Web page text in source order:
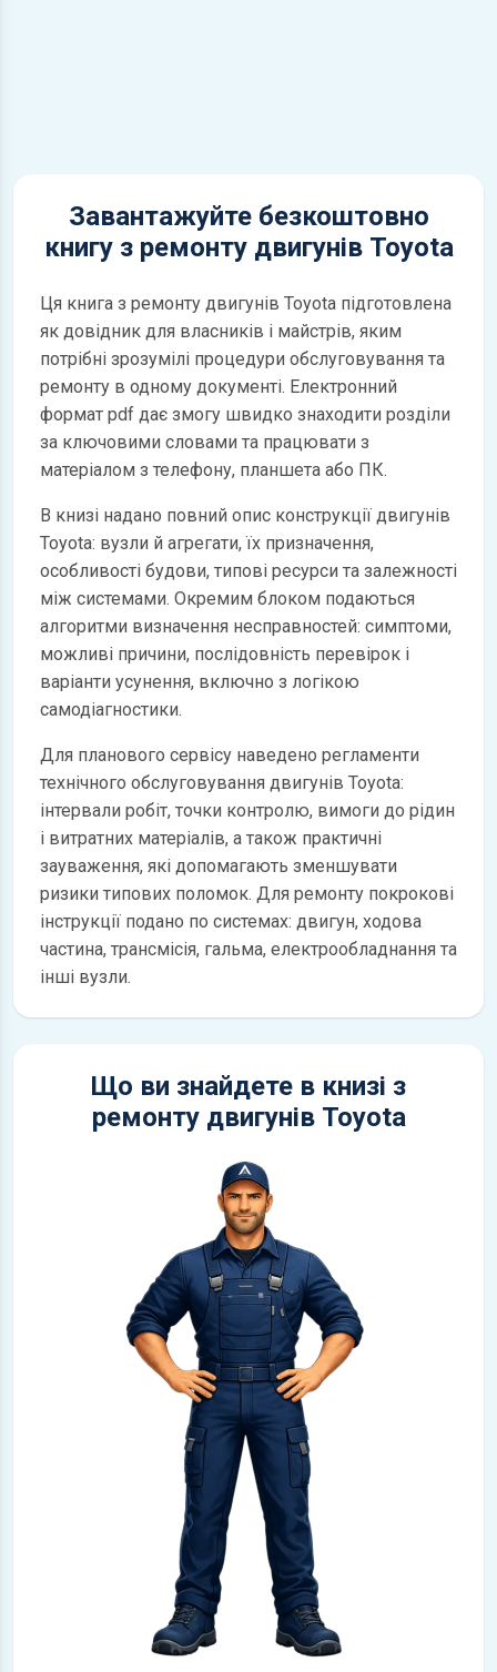
Завантажуйте безкоштовно
книгу з ремонту двигунів Toyota
Ця книга з ремонту двигунів Toyota підготовлена
як довідник для власників і майстрів, яким
потрібні зрозумілі процедури обслуговування та
ремонту в одному документі. Електронний
формат pdf дає змогу швидко знаходити розділи
за ключовими словами та працювати з
матеріалом з телефону, планшета або ПК.
В книзі надано повний опис конструкції двигунів
Toyota: вузли й агрегати, їх призначення,
особливості будови, типові ресурси та залежності
між системами. Окремим блоком подаються
алгоритми визначення несправностей: симптоми,
можливі причини, послідовність перевірок і
варіанти усунення, включно з логікою
самодіагностики.
Для планового сервісу наведено регламенти
технічного обслуговування двигунів Toyota:
інтервали робіт, точки контролю, вимоги до рідин
і витратних матеріалів, а також практичні
зауваження, які допомагають зменшувати
ризики типових поломок. Для ремонту покрокові
інструкції подано по системах: двигун, ходова
частина, трансмісія, гальма, електрообладнання та
інші вузли.
Що ви знайдете в книзі з
ремонту двигунів Toyota